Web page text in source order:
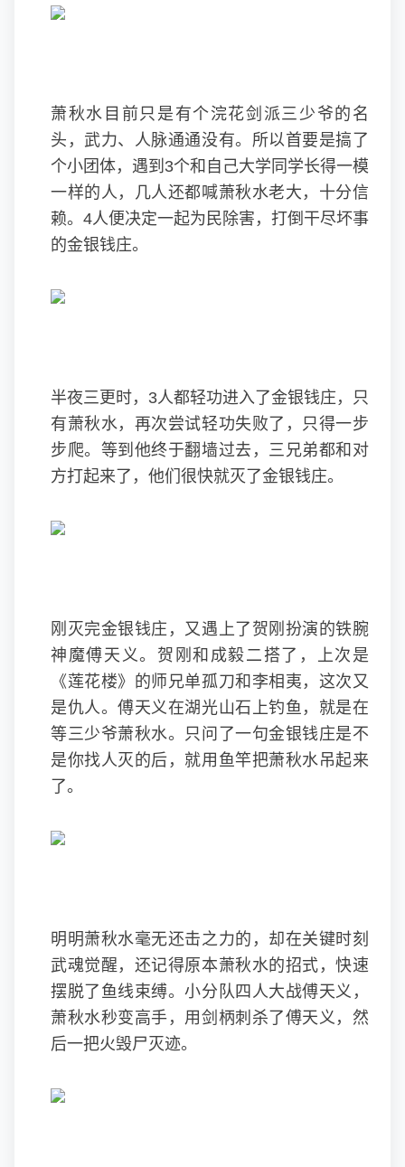
萧秋水目前只是有个浣花剑派三少爷的名
头，武力、人脉通通没有。所以首要是搞了
个小团体，遇到3个和自己大学同学长得一模
一样的人，几人还都喊萧秋水老大，十分信
赖。4人便决定一起为民除害，打倒干尽坏事
的金银钱庄。
半夜三更时，3人都轻功进入了金银钱庄，只
有萧秋水，再次尝试轻功失败了，只得一步
步爬。等到他终于翻墙过去，三兄弟都和对
方打起来了，他们很快就灭了金银钱庄。
刚灭完金银钱庄，又遇上了贺刚扮演的铁腕
神魔傅天义。贺刚和成毅二搭了，上次是
《莲花楼》的师兄单孤刀和李相夷，这次又
是仇人。傅天义在湖光山石上钓鱼，就是在
等三少爷萧秋水。只问了一句金银钱庄是不
是你找人灭的后，就用鱼竿把萧秋水吊起来
了。
明明萧秋水毫无还击之力的，却在关键时刻
武魂觉醒，还记得原本萧秋水的招式，快速
摆脱了鱼线束缚。小分队四人大战傅天义，
萧秋水秒变高手，用剑柄刺杀了傅天义，然
后一把火毁尸灭迹。